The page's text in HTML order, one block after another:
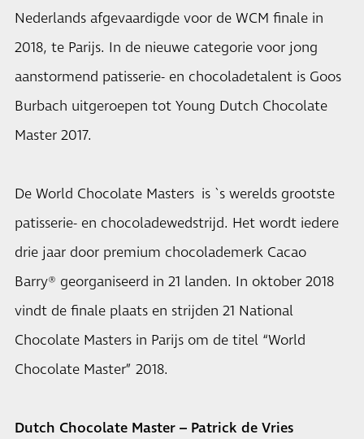
Nederlands afgevaardigde voor de WCM finale in
2018, te Parijs. In de nieuwe categorie voor jong
aanstormend patisserie- en chocoladetalent is Goos
Burbach uitgeroepen tot Young Dutch Chocolate
Master 2017.
De World Chocolate Masters is `s werelds grootste
patisserie- en chocoladewedstrijd. Het wordt iedere
drie jaar door premium chocolademerk Cacao
Barry® georganiseerd in 21 landen. In oktober 2018
vindt de finale plaats en strijden 21 National
Chocolate Masters in Parijs om de titel “World
Chocolate Master” 2018.
Dutch Chocolate Master – Patrick de Vries